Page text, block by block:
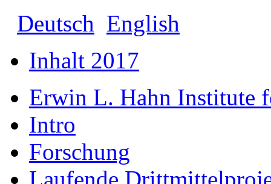
Deutsch English
Inhalt 2017
Erwin L. Hahn Institute
Intro
Forschung
Laufende